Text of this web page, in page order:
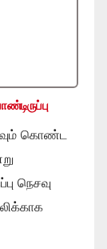
கொண்ட
நெசவு